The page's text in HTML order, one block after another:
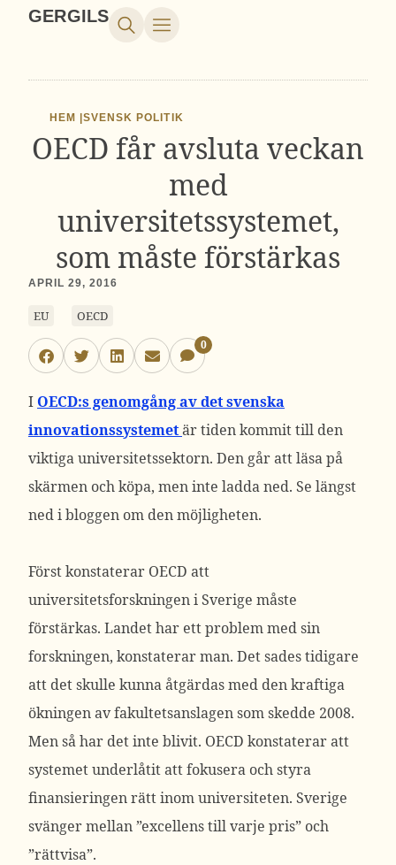
GERGILS
HEM |SVENSK POLITIK
OECD får avsluta veckan
med
universitetssystemet,
som måste förstärkas
APRIL 29, 2016
EU OECD
0
I OECD:s genomgång av det svenska
innovationssystemetär tiden kommit till den
viktiga universitetssektorn. Den går att läsa på
skärmen och köpa, men inte ladda ned. Se längst
ned i bloggen om den möjligheten.
Först konstaterar OECD att
universitetsforskningen i Sverige måste
förstärkas. Landet har ett problem med sin
forskningen, konstaterar man. Det sades tidigare
att det skulle kunna åtgärdas med den kraftiga
ökningen av fakultetsanslagen som skedde 2008.
Men så har det inte blivit. OECD konstaterar att
systemet underlåtit att fokusera och styra
finansieringen rätt inom universiteten. Sverige
svänger mellan ”excellens till varje pris” och
”rättvisa”.